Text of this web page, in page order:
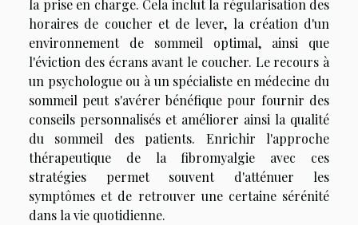
la prise en charge. Cela inclut la régularisation des
horaires de coucher et de lever, la création d'un
environnement de sommeil optimal, ainsi que
l'éviction des écrans avant le coucher. Le recours à
un psychologue ou à un spécialiste en médecine du
sommeil peut s'avérer bénéfique pour fournir des
conseils personnalisés et améliorer ainsi la qualité
du sommeil des patients. Enrichir l'approche
thérapeutique de la fibromyalgie avec ces
stratégies permet souvent d'atténuer les
symptômes et de retrouver une certaine sérénité
dans la vie quotidienne.